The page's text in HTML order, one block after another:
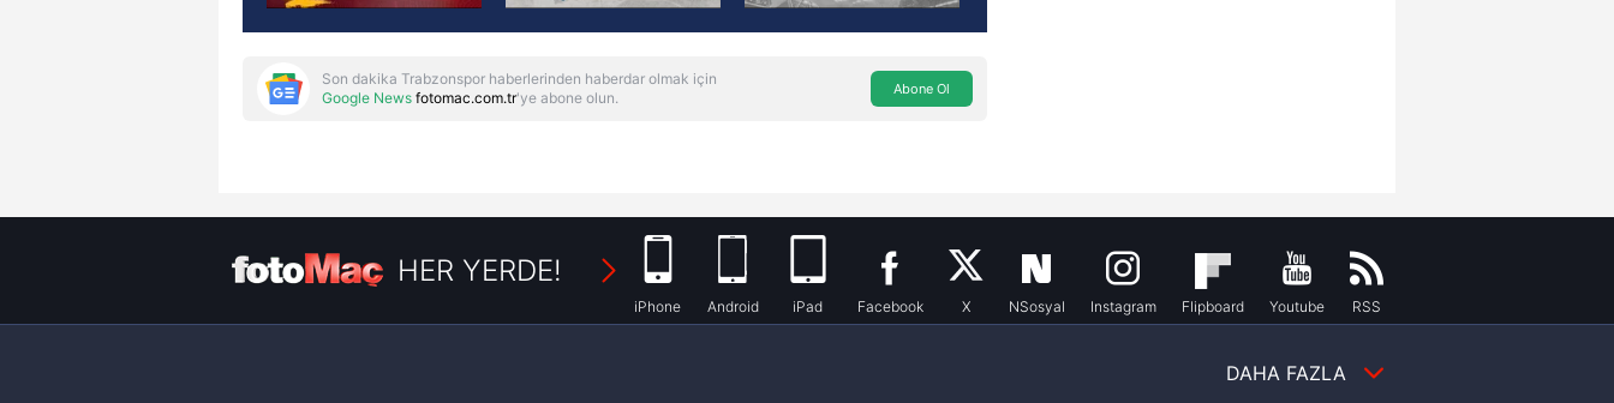
Son dakika Trabzonspor haberlerinden haberdar olmak için
Google News fotomac.com.tr'ye abone olun. Abone Ol
HER YERDE!
iPhone Android iPad Facebook X NSosyal Instagram Flipboard Youtube RSS
DAHA FAZLA